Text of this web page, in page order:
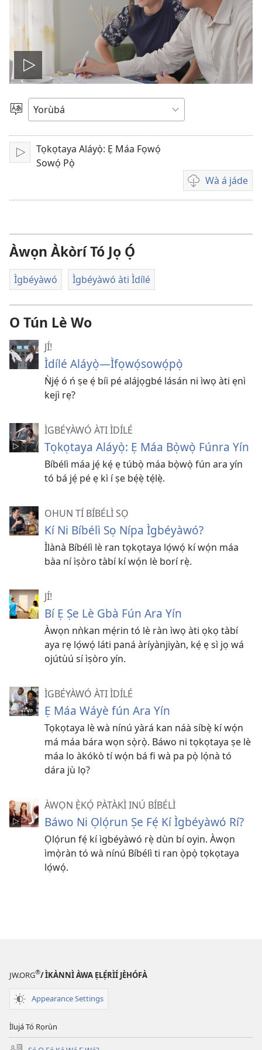
Play
video
Yan
Tẹ̀
Tọkọtaya Aláyọ̀: Ẹ Máa Fọwọ́
Sowọ́ Pọ̀
Wà á jáde
Wa
fídíò
Àwọn Àkòrí Tó Jọ Ọ́
Ìgbéyàwó Ìgbéyàwó àti Ìdílé
O Tún Lè Wo
JÍ!
Ìdílé Aláyọ̀​—Ìfọwọ́sowọ́pọ̀
Ǹjẹ́ ó ń ṣe ẹ́ bíi pé alájọgbé lásán ni ìwọ àti ẹnì
kejì rẹ?
ÌGBÉYÀWÓ ÀTI ÌDÍLÉ
Tọkọtaya Aláyọ̀: Ẹ Máa Bọ̀wọ̀ Fúnra Yín
Bíbélì máa jẹ́ kẹ́ ẹ túbọ̀ máa bọ̀wọ̀ fún ara yín
tó bá jẹ́ pé ẹ kì í ṣe bẹ́ẹ̀ tẹ́lẹ̀.
OHUN TÍ BÍBÉLÌ SỌ
Kí Ni Bíbélì Sọ Nípa Ìgbéyàwó?
Ìlànà Bíbélì lè ran tọkọtaya lọ́wọ́ kí wọ́n máa
bàa ní ìṣòro tàbí kí wọ́n lè borí rẹ̀.
JÍ!
Bí Ẹ Ṣe Lè Gbà Fún Ara Yín
Àwọn nǹkan mẹ́rin tó lè ràn ìwọ àti ọkọ tàbí
aya rẹ lọ́wọ́ láti paná àríyànjiyàn, kẹ́ ẹ sì jọ wá
ojútùú sí ìṣòro yín.
ÌGBÉYÀWÓ ÀTI ÌDÍLÉ
Ẹ Máa Wáyè fún Ara Yín
Tọkọtaya lè wà nínú yàrá kan náà síbẹ̀ kí wọ́n
má máa bára wọn sọ̀rọ̀. Báwo ni tọkọtaya ṣe lè
máa lo àkókò tí wọ́n bá fi wà pa pọ̀ lọ́nà tó
dára jù lọ?
ÀWỌN Ẹ̀KỌ́ PÀTÀKÌ INÚ BÍBÉLÌ
Báwo Ni Ọlọ́run Ṣe Fẹ́ Kí Ìgbéyàwó Rí?
Ọlọ́run fẹ́ kí ìgbéyàwó rẹ̀ dùn bí oyin. Àwọn
ìmọ̀ràn tó wà nínú Bíbélì ti ran ọ̀pọ̀ tọkọtaya
lọ́wọ́.
JW.ORG®/ ÌKÀNNÌ ÀWA ẸLẸ́RÌÍ JÈHÓFÀ
Appearance Settings
Ìlujá Tó Rọrùn